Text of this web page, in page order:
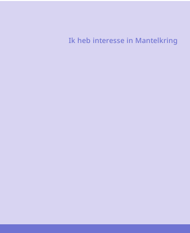
Ik heb interesse in Mantelkring